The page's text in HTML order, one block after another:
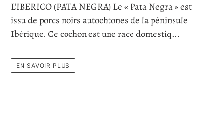
L’IBERICO (PATA NEGRA) Le « Pata Negra » est
issu de porcs noirs autochtones de la péninsule
Ibérique. Ce cochon est une race domestiq...
EN SAVOIR PLUS